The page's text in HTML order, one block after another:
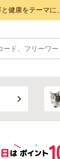
健康をテーマに